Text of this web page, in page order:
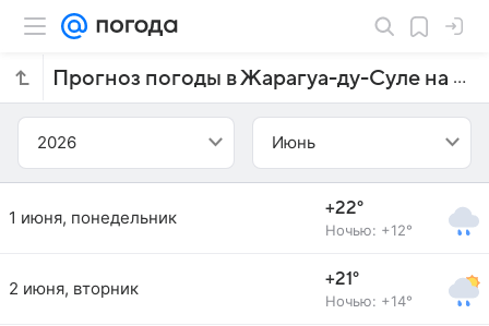
Прогноз погоды в Жарагуа-ду-Суле на июнь 2026 года
2026 Июнь
1 июня, понедельник +22°
Ночью: +12°
2 июня, вторник +21°
Ночью: +14°